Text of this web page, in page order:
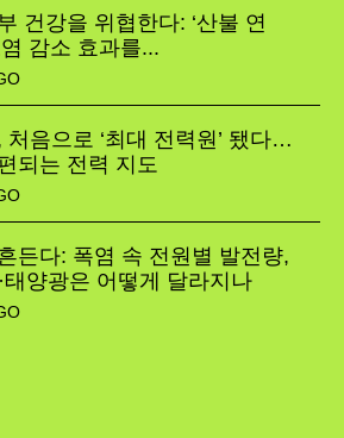
건강을 위협한다: ‘산불 연
감소 효과를...
음으로 ‘최대 전력원’ 됐다…
되는 전력 지도
든다: 폭염 속 전원별 발전량,
태양광은 어떻게 달라지나